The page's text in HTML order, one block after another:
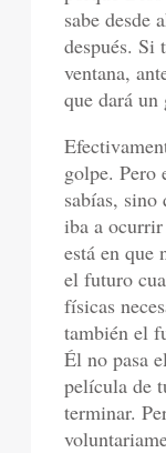
sabe desde
después. Si
ventana,
que dará un
golpe. Pero
sabías, sino
iba a
está en que
el futuro
físicas
también el
Él no pasa
película de
terminar.